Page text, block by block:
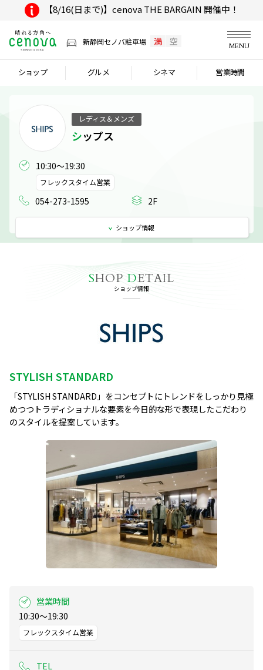
【8/16(日まで)】cenova THE BARGAIN 開催中！
新静岡セノバ駐車場 満 空 MENU
ショップ グルメ シネマ 営業時間
レディス＆メンズ
シップス
10:30～19:30
フレックスタイム営業
054-273-1595 2F
ショップ情報
SHOP DETAIL
ショップ情報
STYLISH STANDARD
「STYLISH STANDARD」をコンセプトにトレンドをしっかり見極
めつつトラディショナルな要素を今日的な形で表現したこだわり
のスタイルを提案しています。
営業時間
10:30～19:30
フレックスタイム営業
TEL